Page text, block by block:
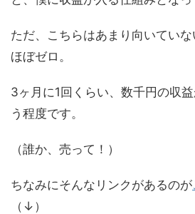
ただ、こちらはあまり向いてい
ほぼゼロ。
3ヶ月に1回くらい、数千円の収
う程度です。
（誰か、売って！）
ちなみにそんなリンクがあるのが
（↓）